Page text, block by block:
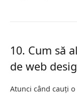
10. Cum să
de web
Atunci când cauți